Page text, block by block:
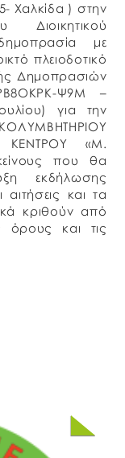
Χαλκίδα ) στην
με
πλειοδοτικό
Δημοπρασιών
Ψ9Μ –
για την
ΚΕΝΤΡΟΥ «Μ.
που θα
εκδήλωσης
και τα
κριθούν από
όρους και τις